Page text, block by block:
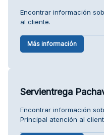
Encontrar información
al cliente.
Más información
Servientrega
Encontrar información
Principal atención al